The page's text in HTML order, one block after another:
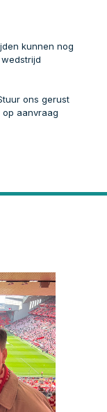
kunnen nog
ons gerust
aanvraag